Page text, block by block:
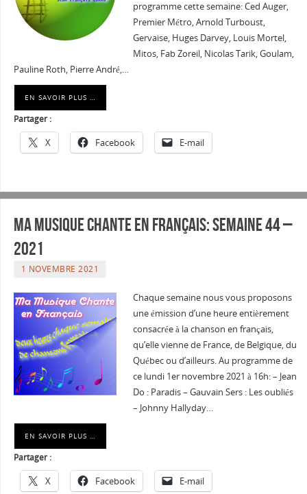
programme cette semaine: Ced Auger,
Premier Métro, Arnold Turboust,
Gervaise, Huges Darvey, Louis Mortel,
Mitos, Fab Zoreil, Nicolas Tarik, Goulam,
Pauline Roth, Pierre André,…
EN SAVOIR PLUS …
Partager :
X Facebook E-mail
Ma musique chante en Français: Semaine 44 –
2021
1 NOVEMBRE 2021
Chaque semaine nous vous proposons
une émission d’une heure entièrement
consacrée à la chanson en français,
qu’elle vienne de France, de Belgique, du
Québec ou d’ailleurs. Au programme de
ce lundi 1er novembre 2021 à 16h: – Jean
Do : Paradis – Gauvain Sers : Les oubliés
– Johnny Hallyday…
EN SAVOIR PLUS …
Partager :
X Facebook E-mail